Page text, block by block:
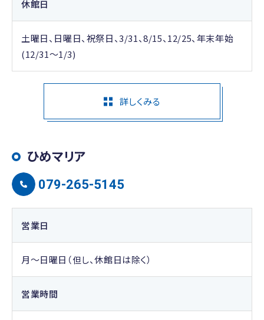
休館日
土曜日、日曜日、祝祭日、3/31、8/15、12/25、年末年始
(12/31～1/3)
詳しくみる
ひめマリア
079-265-5145
営業日
月～日曜日（但し、休館日は除く）
営業時間